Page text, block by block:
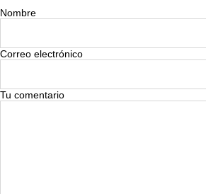
Nombre
Correo electrónico
Tu comentario